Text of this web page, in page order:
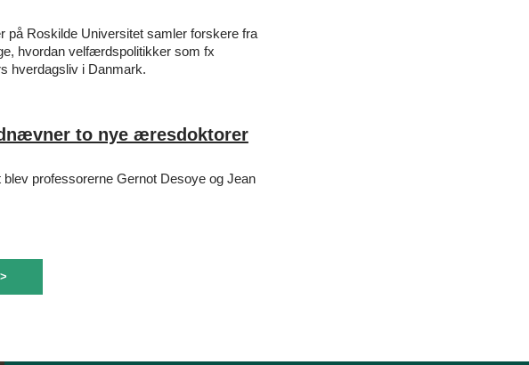
på Roskilde Universitet samler forskere fra
hvordan velfærdspolitikker som fx
hverdagsliv i Danmark.
to nye æresdoktorer
professorerne Gernot Desoye og Jean